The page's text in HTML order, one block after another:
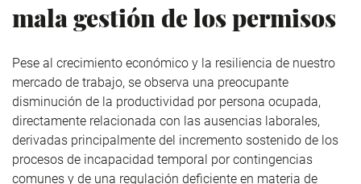
mala gestión de los permisos
Pese al crecimiento económico y la resiliencia de nuestro
mercado de trabajo, se observa una preocupante
disminución de la productividad por persona ocupada,
directamente relacionada con las ausencias laborales,
derivadas principalmente del incremento sostenido de los
procesos de incapacidad temporal por contingencias
comunes y de una regulación deficiente en materia de